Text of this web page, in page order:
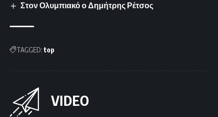
Στον Ολυμπιακό ο Δημήτρης Ρέτσος
TAGGED: top
VIDEO